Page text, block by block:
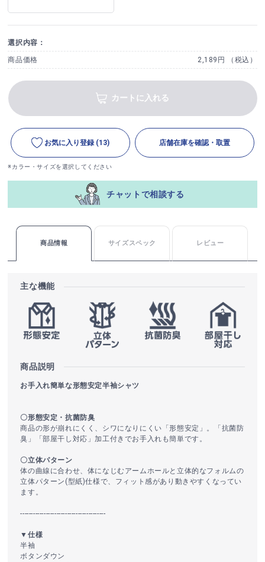
選択内容：
商品価格 2,189円 （税込）
カートに入れる
お気に入り登録 (13) 店舗在庫を確認・取置
※カラー・サイズを選択してください
チャットで相談する
商品情報 サイズスペック レビュー
主な機能
商品説明
お手入れ簡単な形態安定半袖シャツ
〇形態安定・抗菌防臭
商品の形が崩れにくく、シワになりにくい「形態安定」。「抗菌防
臭」「部屋干し対応」加工付きでお手入れも簡単です。
〇立体パターン
体の曲線に合わせ、体になじむアームホールと立体的なフォルムの
立体パターン(型紙)仕様で、フィット感があり動きやすくなってい
ます。
----------------------------------------
▼仕様
半袖
ボタンダウン